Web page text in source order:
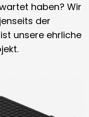
haben? Wir
der
unsere ehrliche